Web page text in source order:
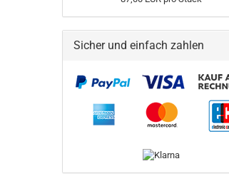
Sicher und einfach zahlen